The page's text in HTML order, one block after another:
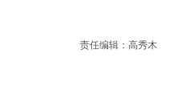
责任编辑：高秀木